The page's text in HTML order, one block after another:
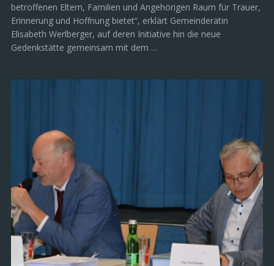
betroffenen Eltern, Familien und Angehörigen Raum für Trauer,
Erinnerung und Hoffnung bietet“, erklärt Gemeinderätin
Elisabeth Werlberger, auf deren Initiative hin die neue
Gedenkstätte gemeinsam mit dem …